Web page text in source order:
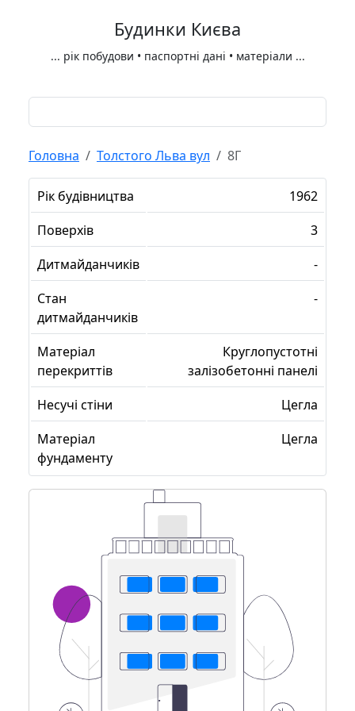
Будинки Києва
... рік побудови • паспортні дані • матеріали ...
Головна Толстого Льва вул 8Г
Рік будівництва
1962
Поверхів
3
Дитмайданчиків
-
Стан
дитмайданчиків
-
Матеріал
перекриттів
Круглопустотні
залізобетонні панелі
Несучі стіни
Цегла
Матеріал
фундаменту
Цегла